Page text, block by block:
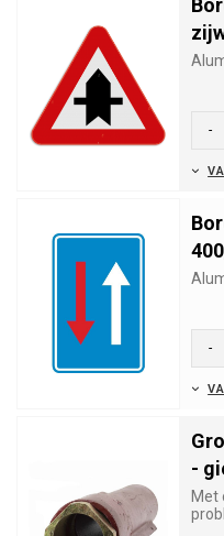
-
-
-
Met